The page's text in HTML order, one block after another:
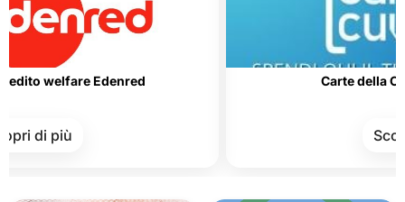
Edenred Carte della Cultura e
Scopri di